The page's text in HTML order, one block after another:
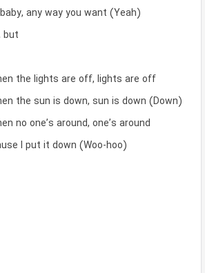
any way you want (Yeah)
but
the lights are off, lights are off
the sun is down, sun is down (Down)
no one’s around, one’s around
I put it down (Woo-hoo)